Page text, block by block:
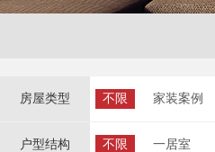
房屋类型 不限 家装案例
户型结构 不限 一居室